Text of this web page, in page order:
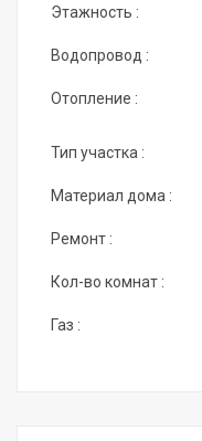
Этажность :
Водопровод :
Отопление :
Тип участка :
Материал дома :
Ремонт :
Кол-во комнат :
Газ :